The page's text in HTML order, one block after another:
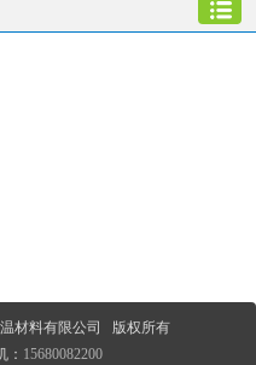
材料有限公司 版权所有
： 15680082200